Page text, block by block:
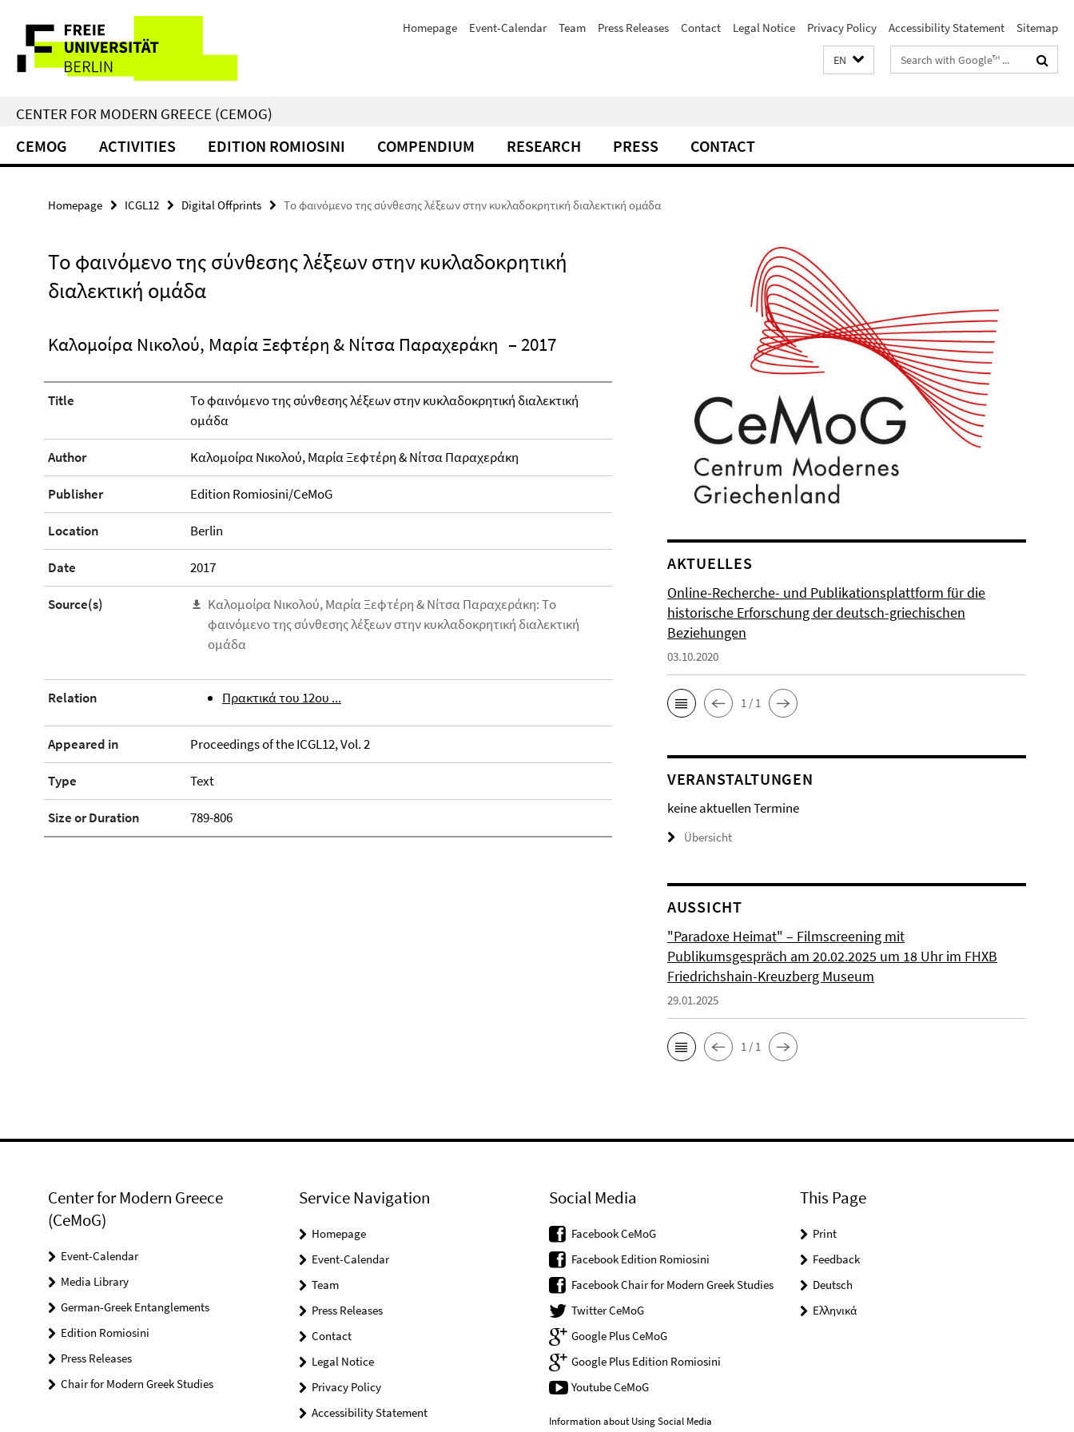
direkt
Inhalt
Service
Navigation
Homepage Event-Calendar Team Press Releases Contact Legal Notice Privacy Policy Accessibility Statement Sitemap
EN
Search
terms
CENTER FOR MODERN GREECE (CEMOG)
CEMOG ACTIVITIES EDITION ROMIOSINI COMPENDIUM RESEARCH PRESS CONTACT
Homepage ICGL12 Digital Offprints Τo φαινόμενο της σύνθεσης λέξεων στην κυκλαδοκρητική διαλεκτική ομάδα
Τo φαινόμενο της σύνθεσης λέξεων στην κυκλαδοκρητική
διαλεκτική ομάδα
Καλομοίρα Νικολού, Μαρία Ξεφτέρη & Νίτσα Παραχεράκη – 2017
Title
Τo φαινόμενο της σύνθεσης λέξεων στην κυκλαδοκρητική διαλεκτική
ομάδα
Author Καλομοίρα Νικολού, Μαρία Ξεφτέρη & Νίτσα Παραχεράκη
Publisher Edition Romiosini/CeMoG
Location Berlin
Date 2017
Source(s)
Καλομοίρα Νικολού, Μαρία Ξεφτέρη & Νίτσα Παραχεράκη: Τo
φαινόμενο της σύνθεσης λέξεων στην κυκλαδοκρητική διαλεκτική
ομάδα
Relation Πρακτικά του 12ου ...
Appeared in Proceedings of the ICGL12, Vol. 2
Type Text
Size or Duration 789-806
AKTUELLES
Online-Recherche- und Publikationsplattform für die
historische Erforschung der deutsch-griechischen
Beziehungen
03.10.2020
1 / 1
VERANSTALTUNGEN
keine aktuellen Termine
Übersicht
AUSSICHT
"Paradoxe Heimat" – Filmscreening mit
Publikumsgespräch am 20.02.2025 um 18 Uhr im FHXB
Friedrichshain-Kreuzberg Museum
29.01.2025
1 / 1
Center for Modern Greece
(CeMoG)
Event-Calendar
Media Library
German-Greek Entanglements
Edition Romiosini
Press Releases
Chair for Modern Greek Studies
Service Navigation
Homepage
Event-Calendar
Team
Press Releases
Contact
Legal Notice
Privacy Policy
Accessibility Statement
Social Media
Facebook CeMoG
Facebook Edition Romiosini
Facebook Chair for Modern Greek Studies
Twitter CeMoG
Google Plus CeMoG
Google Plus Edition Romiosini
Youtube CeMoG
Information about Using Social Media
This Page
Print
Feedback
Deutsch
Ελληνικά